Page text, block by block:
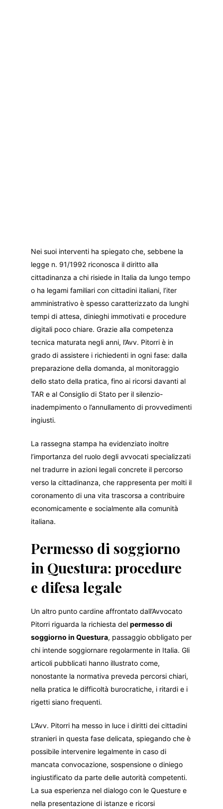
Nei suoi interventi ha spiegato che, sebbene la
legge n. 91/1992 riconosca il diritto alla
cittadinanza a chi risiede in Italia da lungo tempo
o ha legami familiari con cittadini italiani, l’iter
amministrativo è spesso caratterizzato da lunghi
tempi di attesa, dinieghi immotivati e procedure
digitali poco chiare. Grazie alla competenza
tecnica maturata negli anni, l’Avv. Pitorri è in
grado di assistere i richiedenti in ogni fase: dalla
preparazione della domanda, al monitoraggio
dello stato della pratica, fino ai ricorsi davanti al
TAR e al Consiglio di Stato per il silenzio-
inadempimento o l’annullamento di provvedimenti
ingiusti.
La rassegna stampa ha evidenziato inoltre
l’importanza del ruolo degli avvocati specializzati
nel tradurre in azioni legali concrete il percorso
verso la cittadinanza, che rappresenta per molti il
coronamento di una vita trascorsa a contribuire
economicamente e socialmente alla comunità
italiana.
Permesso di soggiorno
in Questura: procedure
e difesa legale
Un altro punto cardine affrontato dall’Avvocato
Pitorri riguarda la richiesta delpermesso di
soggiorno in Questura, passaggio obbligato per
chi intende soggiornare regolarmente in Italia. Gli
articoli pubblicati hanno illustrato come,
nonostante la normativa preveda percorsi chiari,
nella pratica le difficoltà burocratiche, i ritardi e i
rigetti siano frequenti.
L’Avv. Pitorri ha messo in luce i diritti dei cittadini
stranieri in questa fase delicata, spiegando che è
possibile intervenire legalmente in caso di
mancata convocazione, sospensione o diniego
ingiustificato da parte delle autorità competenti.
La sua esperienza nel dialogo con le Questure e
nella presentazione di istanze e ricorsi